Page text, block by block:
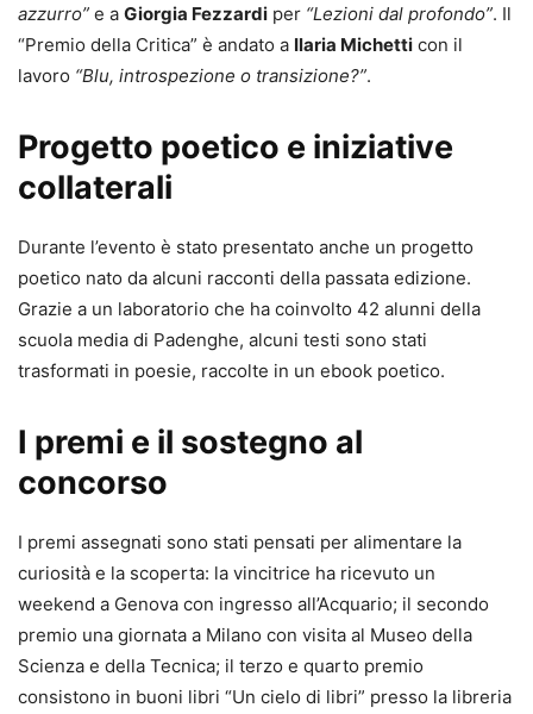
azzurro” e a Giorgia Fezzardi per “Lezioni dal profondo”. Il
“Premio della Critica” è andato a Ilaria Michetti con il
lavoro “Blu, introspezione o transizione?”.
Progetto poetico e iniziative
collaterali
Durante l’evento è stato presentato anche un progetto
poetico nato da alcuni racconti della passata edizione.
Grazie a un laboratorio che ha coinvolto 42 alunni della
scuola media di Padenghe, alcuni testi sono stati
trasformati in poesie, raccolte in un ebook poetico.
I premi e il sostegno al
concorso
I premi assegnati sono stati pensati per alimentare la
curiosità e la scoperta: la vincitrice ha ricevuto un
weekend a Genova con ingresso all’Acquario; il secondo
premio una giornata a Milano con visita al Museo della
Scienza e della Tecnica; il terzo e quarto premio
consistono in buoni libri “Un cielo di libri” presso la libreria